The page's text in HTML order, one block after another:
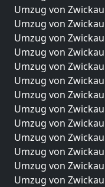
Umzug von
Umzug von
Umzug von
Umzug von
Umzug von
Umzug von
Umzug von
Umzug von
Umzug von
Umzug von
Umzug von
Umzug von
Umzug von